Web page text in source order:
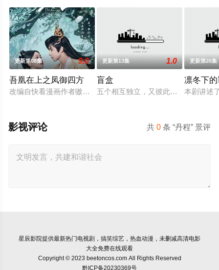
更新第08集 9.0
吾凰在上之凤御四方
改编自快看漫画作者嗷小泽的独家连载漫画《吾凰在上》。
更新第13集 1.0
盲盒
五个相互独立，又彼此呼应的故事
更新第26集
凛冬下
本剧讲述
共0 条 “丹程” 景评
影视评论
星辰影院提供最新热门电视剧，搞笑综艺，热血动漫，未删减高清电影
大全免费在线观看
Copyright © 2023 beetoncos.com All Rights Reserved
黔ICP备20230369号